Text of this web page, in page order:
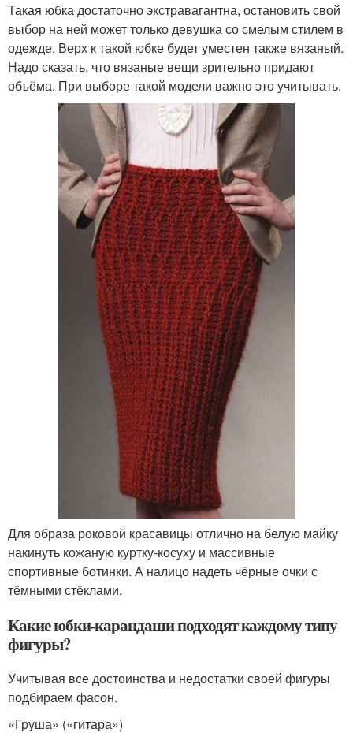
Такая юбка достаточно экстравагантна, остановить свой
выбор на ней может только девушка со смелым стилем в
одежде. Верх к такой юбке будет уместен также вязаный.
Надо сказать, что вязаные вещи зрительно придают
объёма. При выборе такой модели важно это учитывать.
Для образа роковой красавицы отлично на белую майку
накинуть кожаную куртку-косуху и массивные
спортивные ботинки. А налицо надеть чёрные очки с
тёмными стёклами.
Какие юбки-карандаши подходят каждому типу
фигуры?
Учитывая все достоинства и недостатки своей фигуры
подбираем фасон.
«Груша» («гитара»)